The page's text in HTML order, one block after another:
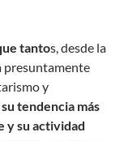
tantos, desde la
presuntamente
y
tendencia más
y su actividad